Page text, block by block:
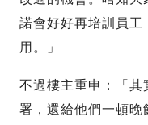
諾會好好再培訓員工
用。」
不過樓主重申：「其
署，還給他們一頓晚